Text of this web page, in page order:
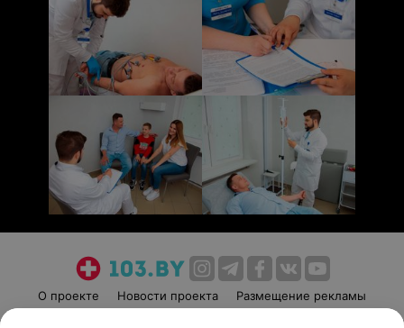
О проекте Новости проекта
Размещение рекламы